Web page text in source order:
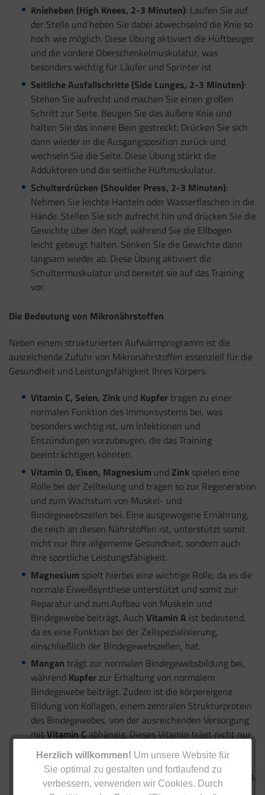
Herzlich willkommen! Um unsere Website für
Sie optimal zu gestalten und fortlaufend zu
verbessern, verwenden wir Cookies. Durch
Knieheben (High Knees, 2-3 Minuten): Laufen Sie auf
der Stelle und heben Sie dabei abwechselnd die Knie so
hoch wie möglich. Diese Übung aktiviert die Hüftbeuger
und die vordere Oberschenkelmuskulatur, was
besonders wichtig für Läufer und Sprinter ist.
Seitliche Ausfallschritte (Side Lunges, 2-3 Minuten):
Stehen Sie aufrecht und machen Sie einen großen
Schritt zur Seite. Beugen Sie das äußere Knie und
halten Sie das innere Bein gestreckt. Drücken Sie sich
dann wieder in die Ausgangsposition zurück und
wechseln Sie die Seite. Diese Übung stärkt die
Adduktoren und die seitliche Hüftmuskulatur.
Schulterdrücken (Shoulder Press, 2-3 Minuten):
Nehmen Sie leichte Hanteln oder Wasserflaschen in die
Hände. Stellen Sie sich aufrecht hin und drücken Sie die
Gewichte über den Kopf, während Sie die Ellbogen
leicht gebeugt halten. Senken Sie die Gewichte dann
langsam wieder ab. Diese Übung aktiviert die
Schultermuskulatur und bereitet sie auf das Training
vor.
Die Bedeutung von Mikronährstoffen
Neben einem strukturierten Aufwärmprogramm ist die
ausreichende Zufuhr von Mikronährstoffen essenziell für die
Gesundheit und Leistungsfähigkeit Ihres Körpers:
Vitamin C, Selen, Zink und Kupfertragen zu einer
normalen Funktion des Immunsystems bei, was
besonders wichtig ist, um Infektionen und
Entzündungen vorzubeugen, die das Training
beeinträchtigen könnten.
Vitamin D, Eisen, Magnesium und Zinkspielen eine
Rolle bei der Zellteilung und tragen so zur Regeneration
und zum Wachstum von Muskel- und
Bindegewebszellen bei. Eine ausgewogene Ernährung,
die reich an diesen Nährstoffen ist, unterstützt somit
nicht nur Ihre allgemeine Gesundheit, sondern auch
Ihre sportliche Leistungsfähigkeit.
Magnesiumspielt hierbei eine wichtige Rolle, da es die
normale Eiweißsynthese unterstützt und somit zur
Reparatur und zum Aufbau von Muskeln und
Bindegewebe beiträgt. Auch Vitamin A ist bedeutend,
da es eine Funktion bei der Zellspezialisierung,
einschließlich der Bindegewebszellen, hat.
Mangan trägt zur normalen Bindegewebsbildung bei,
während Kupferzur Erhaltung von normalem
Bindegewebe beiträgt. Zudem ist die körpereigene
Bildung von Kollagen, einem zentralen Strukturprotein
des Bindegewebes, von der ausreichenden Versorgung
mitVitamin C abhängig. Dieses Vitamin trägt nicht nur
zur normalen Kollagenbildung bei, sondern schützt
gemeinsam mitVitamin E, Vitamin D, Mangan, Selen,
Zink, Eisenund Kupferdie Zellen vor oxidativem Stress.